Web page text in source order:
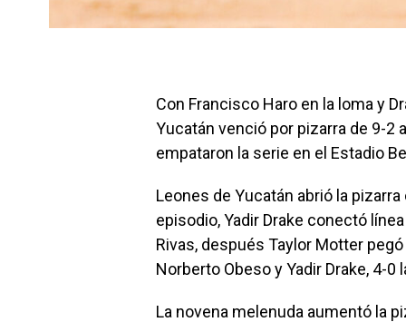
Con Francisco Haro en la loma y
Yucatán venció por pizarra de 9-2
empataron la serie en el Estadio
Leones de Yucatán abrió la
episodio, Yadir Drake conectó
Rivas, después Taylor Motter
Norberto Obeso y Yadir Drake, 4-0
La novena melenuda aumentó la